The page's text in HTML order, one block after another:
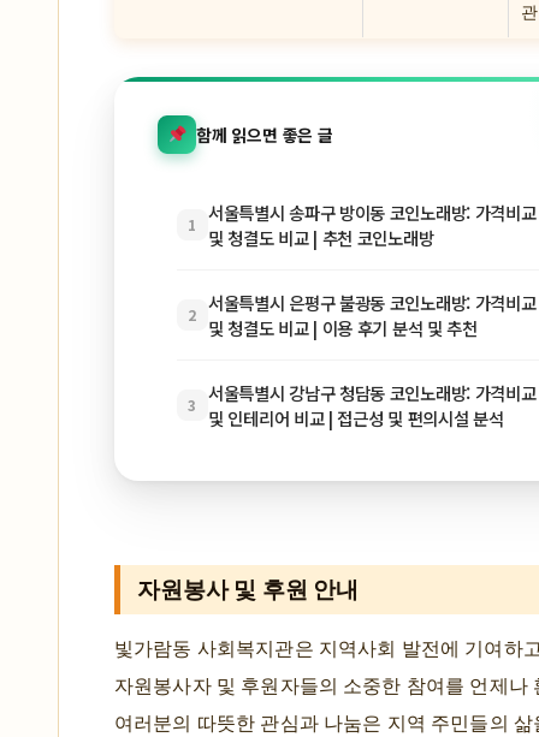
함께 읽으면 좋은 글
1
서울특별시 송파구 방이동 코인노래방: 가격비
및 청결도 비교 | 추천 코인노래방
2 서울특별시 은평구 불광동 코인노래방: 가격비
및 청결도 비교 | 이용 후기 분석 및 추천
3
서울특별시 강남구 청담동 코인노래방: 가격비
및 인테리어 비교 | 접근성 및 편의시설 분석
자원봉사 및 후원 안내
빛가람동 사회복지관은 지역사회 발전에 기여하
자원봉사자 및 후원자들의 소중한 참여를 언제나
여러분의 따뜻한 관심과 나눔은 지역 주민들의 삶